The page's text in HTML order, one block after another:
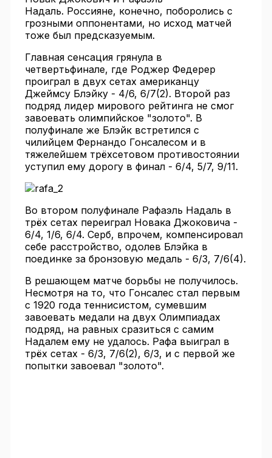
Надаль. Россияне, конечно, поборолись с
грозными оппонентами, но исход матчей
тоже был предсказуемым.
Главная сенсация грянула в
четвертьфинале, где Роджер Федерер
проиграл в двух сетах американцу
Джеймсу Блэйку - 4/6, 6/7(2). Второй раз
подряд лидер мирового рейтинга не смог
завоевать олимпийское "золото". В
полуфинале же Блэйк встретился с
чилийцем Фернандо Гонсалесом и в
тяжелейшем трёхсетовом противостоянии
уступил ему дорогу в финал - 6/4, 5/7, 9/11.
Во втором полуфинале Рафаэль Надаль в
трёх сетах переиграл Новака Джоковича -
6/4, 1/6, 6/4. Серб, впрочем, компенсировал
себе расстройство, одолев Блэйка в
поединке за бронзовую медаль - 6/3, 7/6(4).
В решающем матче борьбы не получилось.
Несмотря на то, что Гонсалес стал первым
с 1920 года теннисистом, сумевшим
завоевать медали на двух Олимпиадах
подряд, на равных сразиться с самим
Надалем ему не удалось. Рафа выиграл в
трёх сетах - 6/3, 7/6(2), 6/3, и с первой же
попытки завоевал "золото".